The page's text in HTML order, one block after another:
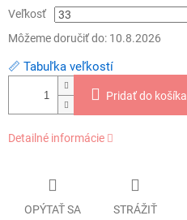
Veľkosť
Môžeme doručiť do: 10.8.2026
📏 Tabuľka veľkostí
Pridať do košíka
Detailné informácie
OPÝTAŤ SA STRÁŽIŤ